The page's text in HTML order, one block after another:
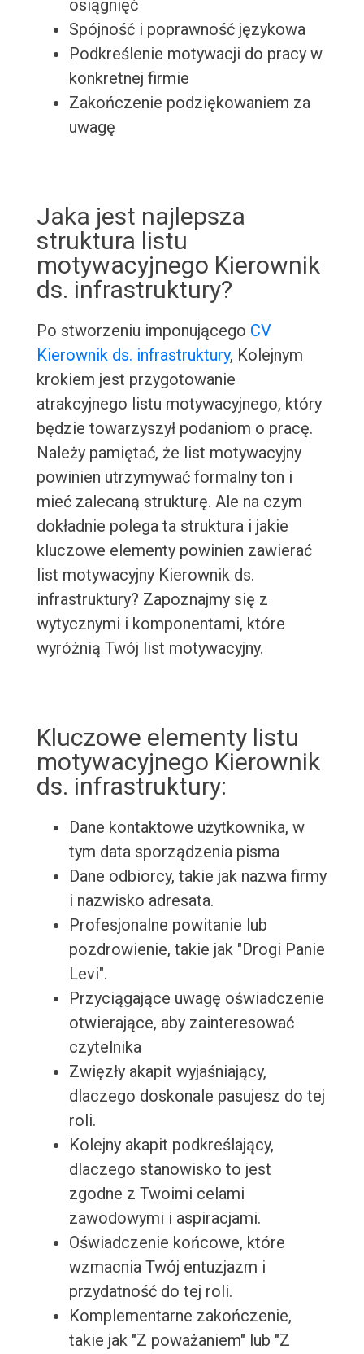
osiągnięć
Spójność i poprawność językowa
Podkreślenie motywacji do pracy w
konkretnej firmie
Zakończenie podziękowaniem za
uwagę
Jaka jest najlepsza
struktura listu
motywacyjnego Kierownik
ds. infrastruktury?
Po stworzeniu imponującego CV
Kierownik ds. infrastruktury, Kolejnym
krokiem jest przygotowanie
atrakcyjnego listu motywacyjnego, który
będzie towarzyszył podaniom o pracę.
Należy pamiętać, że list motywacyjny
powinien utrzymywać formalny ton i
mieć zalecaną strukturę. Ale na czym
dokładnie polega ta struktura i jakie
kluczowe elementy powinien zawierać
list motywacyjny Kierownik ds.
infrastruktury? Zapoznajmy się z
wytycznymi i komponentami, które
wyróżnią Twój list motywacyjny.
Kluczowe elementy listu
motywacyjnego Kierownik
ds. infrastruktury:
Dane kontaktowe użytkownika, w
tym data sporządzenia pisma
Dane odbiorcy, takie jak nazwa firmy
i nazwisko adresata.
Profesjonalne powitanie lub
pozdrowienie, takie jak "Drogi Panie
Levi".
Przyciągające uwagę oświadczenie
otwierające, aby zainteresować
czytelnika
Zwięzły akapit wyjaśniający,
dlaczego doskonale pasujesz do tej
roli.
Kolejny akapit podkreślający,
dlaczego stanowisko to jest
zgodne z Twoimi celami
zawodowymi i aspiracjami.
Oświadczenie końcowe, które
wzmacnia Twój entuzjazm i
przydatność do tej roli.
Komplementarne zakończenie,
takie jak "Z poważaniem" lub "Z